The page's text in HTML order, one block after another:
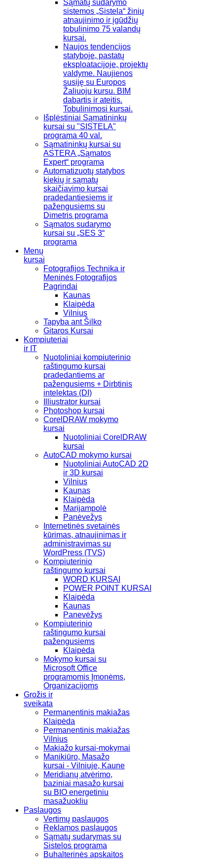
Sąmatų sudarymo
sistemos „Sistela“ žinių
atnaujinimo ir įgūdžių
tobulinimo 75 valandų
kursai.
Naujos tendencijos
statyboje, pastatų
eksploatacijoje, projektų
valdyme. Naujienos
susiję su Europos
Žaliuoju kursu. BIM
dabartis ir ateitis.
Tobulinimosi kursai.
Išplėstiniai Sąmatininkų
kursai su "SISTELA"
programa 40 val.
Sąmatininkų kursai su
ASTERA „Sąmatos
Expert“ programa
Automatizuotų statybos
kiekių ir sąmatų
skaičiavimo kursai
pradedantiesiems ir
pažengusiems su
Dimetris programa
Sąmatos sudarymo
kursai su „SES 3“
programa
Menų
kursai
Fotografijos Technika ir
Meninės Fotografijos
Pagrindai
Kaunas
Klaipėda
Vilnius
Tapyba ant Šilko
Gitaros Kursai
Kompiuteriai
ir IT
Nuotoliniai kompiuterinio
raštingumo kursai
pradedantiems ar
pažengusiems + Dirbtinis
intelektas (DI)
Illiustrator kursai
Photoshop kursai
CorelDRAW mokymo
kursai
Nuotoliniai CorelDRAW
kursai
AutoCAD mokymo kursai
Nuotoliniai AutoCAD 2D
ir 3D kursai
Vilnius
Kaunas
Klaipėda
Marijampolė
Panėvežys
Internetinės svetainės
kūrimas, atnaujinimas ir
administravimas su
WordPress (TVS)
Kompiuterinio
raštingumo kursai
WORD KURSAI
POWER POINT KURSAI
Klaipėda
Kaunas
Panevėžys
Kompiuterinio
raštingumo kursai
pažengusiems
Klaipėda
Mokymo kursai su
Microsoft Office
programomis Įmonėms,
Organizacijoms
Grožis ir
sveikata
Permanentinis makiažas
Klaipėda
Permanentinis makiažas
Vilnius
Makiažo kursai-mokymai
Manikiūro, Masažo
kursai - Vilniuje, Kaune
Meridianų atvėrimo,
baziniai masažo kursai
su BIO energetiniu
masažuokliu
Paslaugos
Vertimų paslaugos
Reklamos paslaugos
Sąmatų sudarymas su
Sistelos programa
Buhalterinės apskaitos